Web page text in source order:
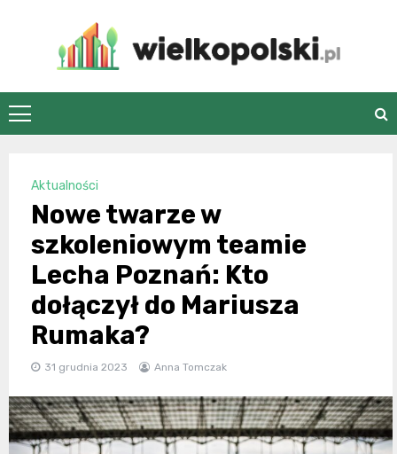
wielkopolski.pl
Aktualności
Nowe twarze w
szkoleniowym teamie
Lecha Poznań: Kto
dołączył do Mariusza
Rumaka?
31 grudnia 2023 Anna Tomczak